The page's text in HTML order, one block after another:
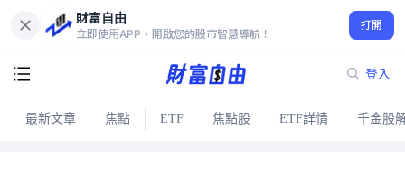
財富自由
立即使用APP，開啟您的股市智慧導航！
打開
登入
最新文章 焦點 ETF 焦點股 ETF詳情 千金股